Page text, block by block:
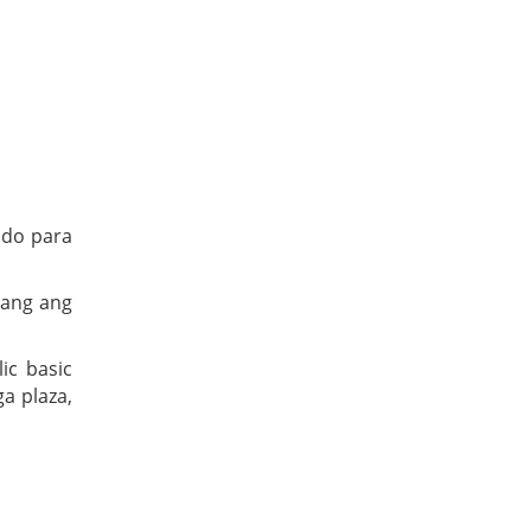
para
ang
basic
plaza,